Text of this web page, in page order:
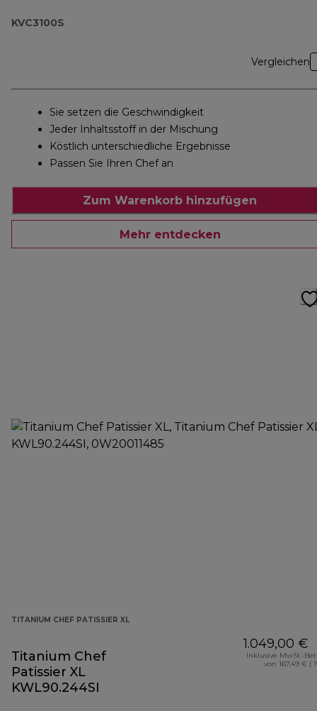
KVC3100S
Vergleichen
Sie setzen die Geschwindigkeit
Jeder Inhaltsstoff in der Mischung
Köstlich unterschiedliche Ergebnisse
Passen Sie Ihren Chef an
Zum Warenkorb hinzufügen
Mehr entdecken
TITANIUM CHEF PATISSIER XL
Titanium Chef
Patissier XL
KWL90.244SI
1.049,00 €
Inklusive MwSt.-
von 167,49 € (